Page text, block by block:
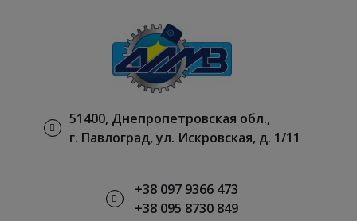
51400, Днепропетровская обл.,
г. Павлоград, ул. Искровская, д. 1/11
+38 097 9366 473
+38 095 8730 849